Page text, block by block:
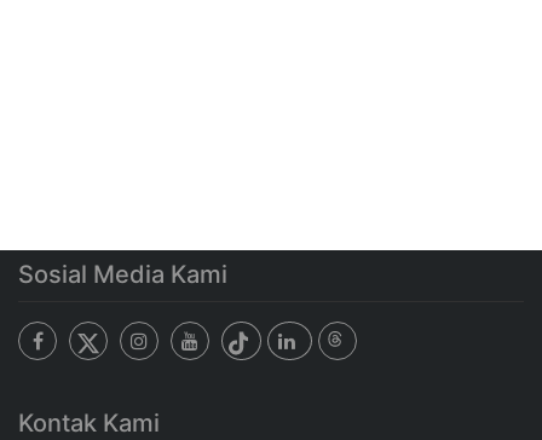
Sosial Media Kami
Kontak Kami